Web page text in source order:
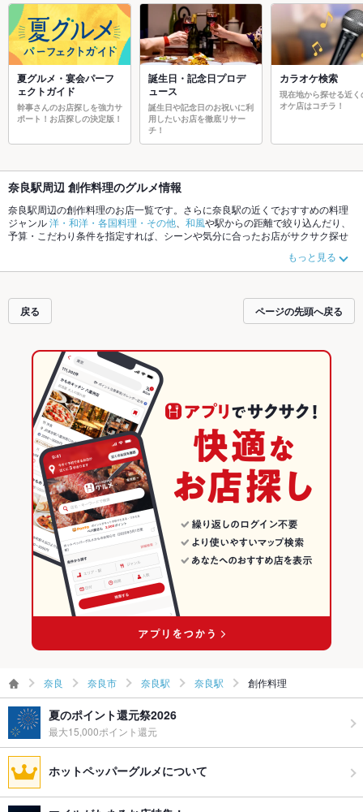
夏グルメ・宴会パーフ
ェクトガイド
幹事さんのお店探しを強力サ
ポート！お店探しの決定版！
誕生日・記念日プロデ
ュース
誕生日や記念日のお祝いに利
用したいお店を徹底リサー
チ！
カラオケ検索
現在地から探せる近く
オケ店はコチラ！
奈良駅周辺 創作料理のグルメ情報
奈良駅周辺の創作料理のお店一覧です。さらに奈良駅の近くでおすすめの料理
ジャンル洋・和洋・各国料理・その他 和風や駅からの距離で絞り込んだり、
予算・こだわり条件を指定すれば、シーンや気分に合ったお店がサクサク探せ
ューや季節のおすすめ料理など、お店の最新情報をご紹介しているので安心！
24時間使える簡単便利なネット予約が使えるお店も拡大中です。友達どうしの
ッパーグルメをご利用ください。
もっと見る
戻る ページの先頭へ戻る
奈良 奈良市 奈良駅 奈良駅 創作料理
夏のポイント還元祭2026
最大15,000ポイント還元
ホットペッパーグルメについて